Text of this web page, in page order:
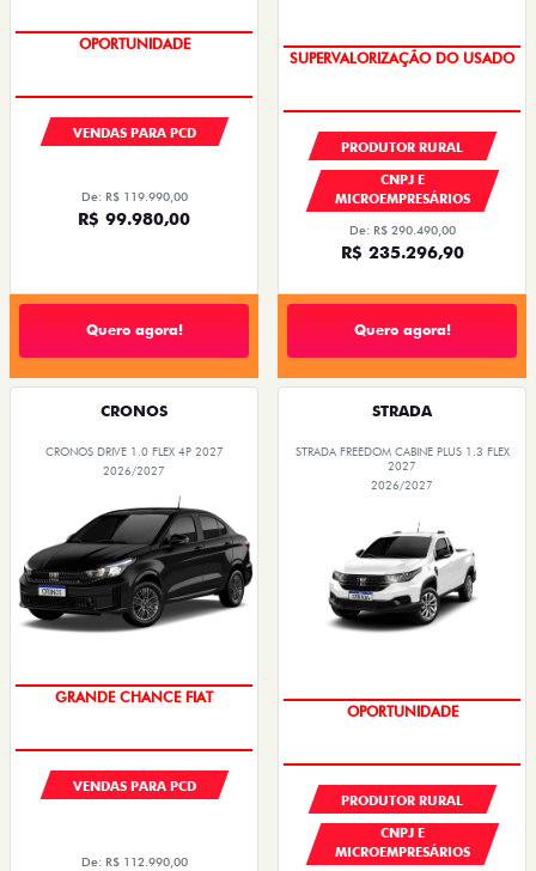
OPORTUNIDADE
VENDAS PARA PCD
De: R$ 119.990,00
R$ 99.980,00
Quero agora!
GRANDE CHANCE FIAT
PRODUTOR RURAL
CNPJ E
MICROEMPRESÁRIOS
De: R$ 290.490,00
R$ 235.296,90
Quero agora!
CRONOS
CRONOS DRIVE 1.0 FLEX 4P 2027
2026/2027
OPORTUNIDADE
VENDAS PARA PCD
De: R$ 112.990,00
STRADA
STRADA FREEDOM CABINE PLUS 1.3 FLEX
2027
2026/2027
TAXA 0,99%
PRODUTOR RURAL
CNPJ E
MICROEMPRESÁRIOS